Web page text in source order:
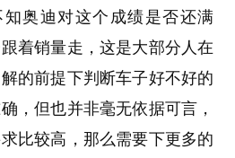
奥迪对这个成绩是否还满
着销量走，这是大部分人在
的前提下判断车子好不好的
，但也并非毫无依据可言，
比较高，那么需要下更多的